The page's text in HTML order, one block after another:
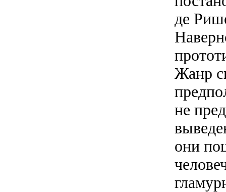
де
Жанр
не
они